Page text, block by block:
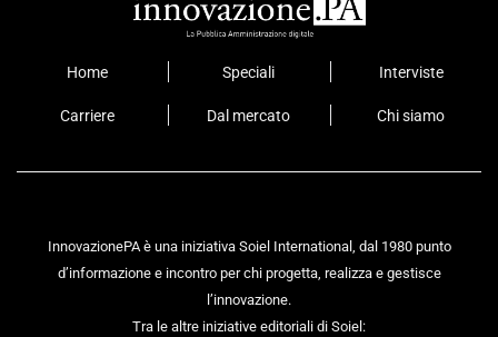
Home Speciali Interviste
Carriere Dal mercato Chi siamo
InnovazionePA è una iniziativa Soiel International, dal 1980 punto
d’informazione e incontro per chi progetta, realizza e gestisce
l’innovazione.
Tra le altre iniziative editoriali di Soiel: